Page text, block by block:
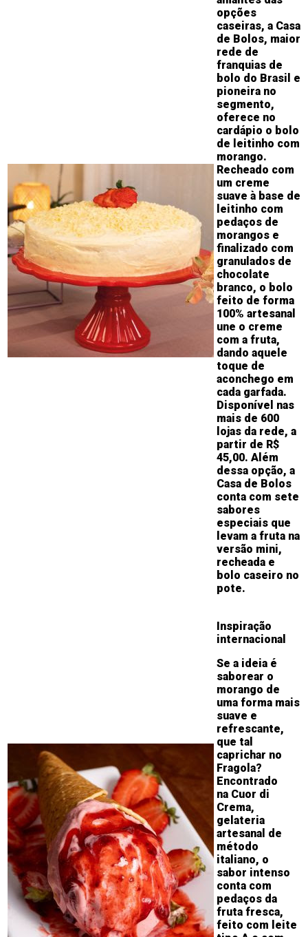
opções
caseiras, a Casa
de Bolos, maior
rede de
franquias de
bolo do Brasil e
pioneira no
segmento,
oferece no
cardápio o bolo
de leitinho com
morango.
Recheado com
um creme
suave à base de
leitinho com
pedaços de
morangos e
finalizado com
granulados de
chocolate
branco, o bolo
feito de forma
100% artesanal
une o creme
com a fruta,
dando aquele
toque de
aconchego em
cada garfada.
Disponível nas
mais de 600
lojas da rede, a
partir de R$
45,00. Além
dessa opção, a
Casa de Bolos
conta com sete
sabores
especiais que
levam a fruta na
versão mini,
recheada e
bolo caseiro no
pote.
Inspiração
internacional
Se a ideia é
saborear o
morango de
uma forma mais
suave e
refrescante,
que tal
caprichar no
Fragola?
Encontrado
na Cuor di
Crema,
gelateria
artesanal de
método
italiano, o
sabor intenso
conta com
pedaços da
fruta fresca,
feito com leite